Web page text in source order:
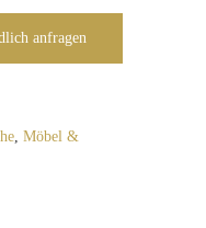
anfragen
, Möbel &